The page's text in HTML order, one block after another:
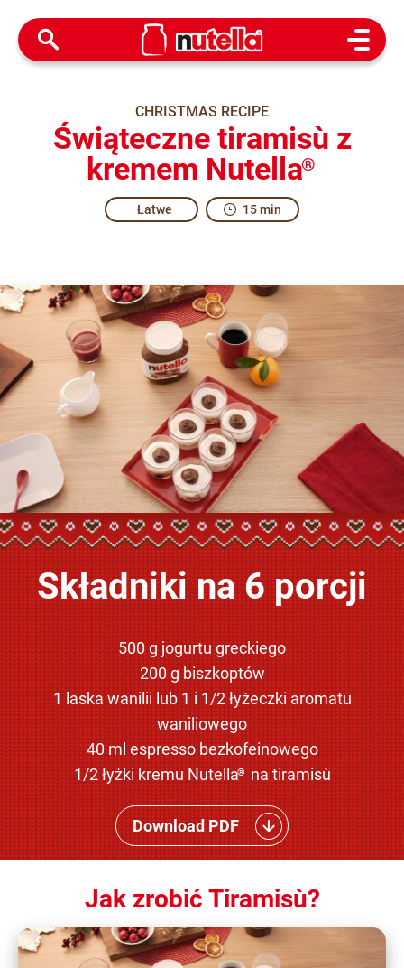
Open
CHRISTMAS RECIPE
Świąteczne tiramisù z
kremem Nutella®
Łatwe 15 min
Składniki na 6 porcji
500 g jogurtu greckiego
200 g biszkoptów
1 laska wanilii lub 1 i 1/2 łyżeczki aromatu
waniliowego
40 ml espresso bezkofeinowego
1/2 łyżki kremu Nutella® na tiramisù
Download PDF
Jak zrobić Tiramisù?